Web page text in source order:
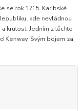
se rok 1715. Karibské
kde nevládnou
krutost. Jedním z těchto
Kenway. Svým bojem za